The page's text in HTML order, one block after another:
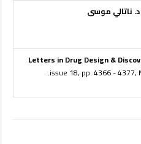
ناتالي موسى
Letters in Drug Design &
issue 18, pp. 4366 - 4377,